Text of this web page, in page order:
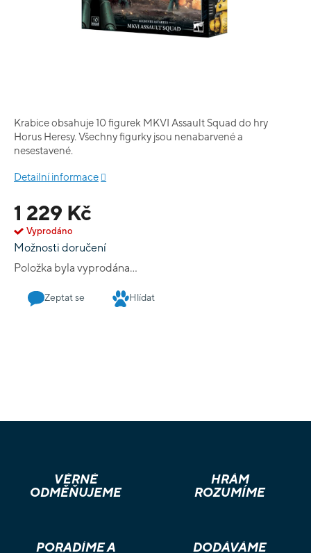
1 229 Kč
Vyprodáno
Možnosti doručení
Položka byla vyprodána…
Krabice obsahuje 10 figurek MKVI Assault Squad do hry
Horus Heresy. Všechny figurky jsou nenabarvené a
nesestavené.
Detailní informace
Zeptat se Hlídat
VĚRNÉ
ODMĚŇUJEME
HRÁM
ROZUMÍME
PORADÍME A
DODÁVÁME